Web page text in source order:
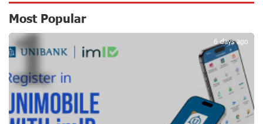
New Financial Skills at the Davidbek Games:
Idram&IDBank
17 days ago
CashIn Services at AraratBank ATMs: Fast, Simple, and
Secure
19 days ago
Most Popular
6 days ago
1